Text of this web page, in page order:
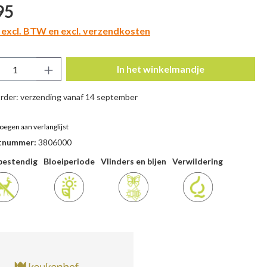
BTW en excl. verzendkosten
verzending vanaf 14 september
Voer de gewenste
In het winkelmandje
aan verlanglijst
3806000
Bloeiperiode Vlinders en bijen Verwildering